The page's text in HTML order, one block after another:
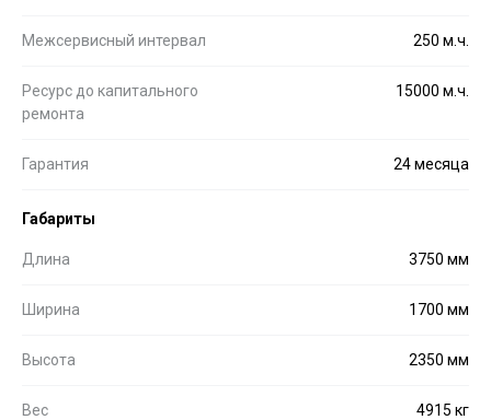
Межсервисный интервал 250 м.ч.
Ресурс до капитального
ремонта
15000 м.ч.
Гарантия 24 месяца
Габариты
Длина 3750 мм
Ширина 1700 мм
Высота 2350 мм
Вес 4915 кг